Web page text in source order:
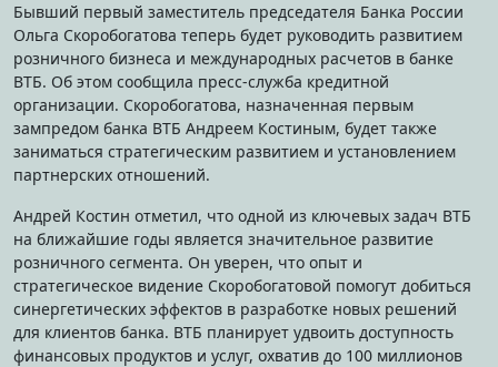
Бывший первый заместитель председателя Банка России
Ольга Скоробогатова теперь будет руководить развитием
розничного бизнеса и международных расчетов в банке
ВТБ. Об этом сообщила пресс-служба кредитной
организации. Скоробогатова, назначенная первым
зампредом банка ВТБ Андреем Костиным, будет также
заниматься стратегическим развитием и установлением
партнерских отношений.
Андрей Костин отметил, что одной из ключевых задач ВТБ
на ближайшие годы является значительное развитие
розничного сегмента. Он уверен, что опыт и
стратегическое видение Скоробогатовой помогут добиться
синергетических эффектов в разработке новых решений
для клиентов банка. ВТБ планирует удвоить доступность
финансовых продуктов и услуг, охватив до 100 миллионов